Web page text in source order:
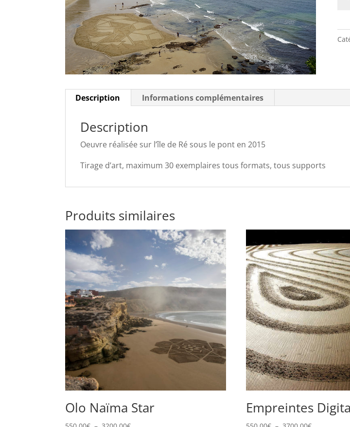
Description Informations complémentaires
Description
Oeuvre réalisée sur l’île de Ré sous le pont en 2015
Tirage d’art, maximum 30 exemplaires tous formats, tous supports
Produits similaires
Olo Naïma Star
Plage
Empreintes
Plage